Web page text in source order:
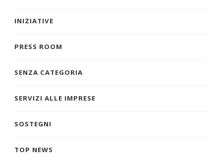
INIZIATIVE
PRESS ROOM
SENZA CATEGORIA
SERVIZI ALLE IMPRESE
SOSTEGNI
TOP NEWS